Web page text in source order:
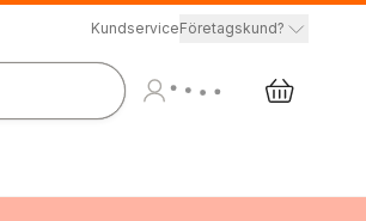
KundserviceFöretagskund?